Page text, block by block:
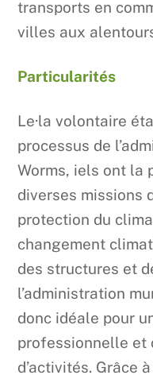
transports en
villes aux
Particularités
Le·la volontaire
processus de
Worms, iels ont la
diverses missions
protection du
changement
des structures et
l’administration
donc idéale pour
professionnelle et
d’activités. Grâce